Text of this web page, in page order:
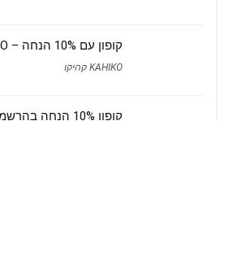
קופון עם 10% הנחה – KAHIKO קהיקו
KAHIKO קהיקו